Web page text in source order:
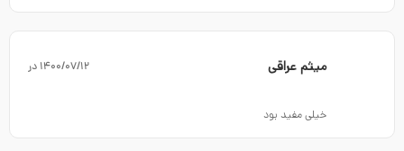
میثم عراقی ۱۴۰۰/۰۷/۱۲ در
خیلی مفید بود